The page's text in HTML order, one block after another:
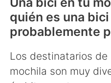
quién es una
probablemente
Los destinatarios
mochila son muy